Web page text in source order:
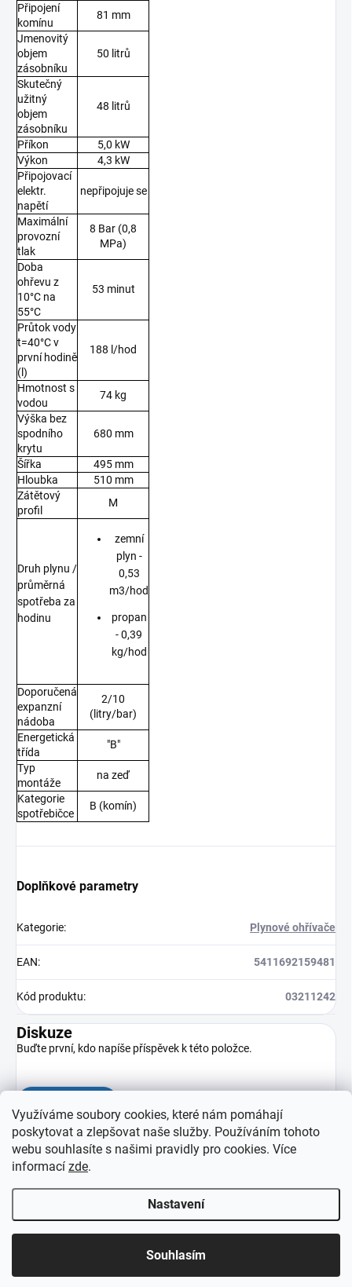
Využíváme soubory cookies, které nám pomáhají
poskytovat a zlepšovat naše služby. Používáním tohoto
webu souhlasíte s našimi pravidly pro cookies. Více
informací zde.
Nastavení
Souhlasím
Připojení
komínu
81 mm
Jmenovitý
objem
zásobníku
50 litrů
Skutečný
užitný
objem
zásobníku
48 litrů
Příkon
5,0 kW
Výkon
4,3 kW
Připojovací
elektr.
napětí
nepřipojuje se
Maximální
provozní
tlak
8 Bar (0,8
MPa)
Doba
ohřevu z
10°C na
55°C
53 minut
Průtok vody
t=40°C v
první hodině
(l)
188 l/hod
Hmotnost s
vodou
74 kg
Výška bez
spodního
krytu
680 mm
Šířka
495 mm
Hloubka
510 mm
Zátětový
profil
M
Druh plynu /
průměrná
spotřeba za
hodinu
zemní
plyn -
0,53
m3/hod
propan
- 0,39
kg/hod
Doporučená
expanzní
nádoba
2/10
(litry/bar)
Energetická
třída
"B"
Typ
montáže
na zeď
Kategorie
spotřebičce
B (komín)
Doplňkové parametry
Kategorie: Plynové ohřívače
EAN: 5411692159481
Kód produktu: 03211242
Diskuze
Buďte první, kdo napíše příspěvek k této položce.
eprovas.cz . Všechna práva vyhrazena.